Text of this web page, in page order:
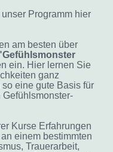
Programm hier
am besten über
ein. Hier lernen Sie
ganz
eine gute Basis für
Kurse Erfahrungen
einem bestimmten
Trauerarbeit,